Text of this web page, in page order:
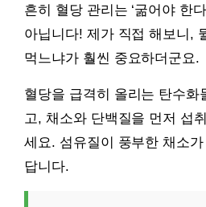
흔히 혈당 관리는 ‘굶어야 한
아닙니다! 제가 직접 해보니,
먹느냐가 훨씬 중요하더군요.
혈당을 급격히 올리는 탄수화
고, 채소와 단백질을 먼저 섭
세요. 섬유질이 풍부한 채소
답니다.